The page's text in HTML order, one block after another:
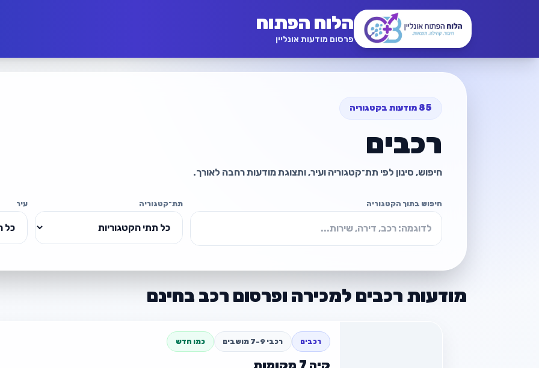
הלוח הפתוח
פרסום מודעות אונליין
85 מודעות בקטגוריה
רכבים
חיפוש, סינון לפי תת־קטגוריה ועיר, ותצוגת מודעות רחבה לאורך.
חיפוש בתוך הקטגוריה תת־קטגוריה עיר
מודעות רכבים למכירה ופרסום רכב בחינם
רכבים רכבי 7-9 מושבים כמו חדש